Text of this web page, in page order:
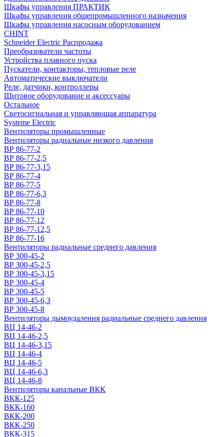
Шкафы управления ПРАКТИК
Шкафы управления общепромышленного назначения
Шкафы управления насосным оборудованием
CHINT
Schneider Electric Распродажа
Преобразователи частоты
Устройства плавного пуска
Пускатели, контакторы, тепловые реле
Автоматические выключатели
Реле, датчики, контроллеры
Щитовое оборудование и аксессуары
Остальное
Светосигнальная и управляющая аппаратура
Systeme Electric
Вентиляторы промышленные
Вентиляторы радиальные низкого давления
ВР 86-77-2
ВР 86-77-2,5
ВР 86-77-3,15
ВР 86-77-4
ВР 86-77-5
ВР 86-77-6,3
ВР 86-77-8
ВР 86-77-10
ВР 86-77-12
ВР 86-77-12,5
ВР 86-77-16
Вентиляторы радиальные среднего давления
ВР 300-45-2
ВР 300-45-2,5
ВР 300-45-3,15
ВР 300-45-4
ВР 300-45-5
ВР 300-45-6,3
ВР 300-45-8
Вентиляторы дымоудаления радиальные среднего давления
ВЦ 14-46-2
ВЦ 14-46-2,5
ВЦ 14-46-3,15
ВЦ 14-46-4
ВЦ 14-46-5
ВЦ 14-46-6,3
ВЦ 14-46-8
Вентиляторы канальные ВКК
ВКК-125
ВКК-160
ВКК-200
ВКК-250
ВКК-315